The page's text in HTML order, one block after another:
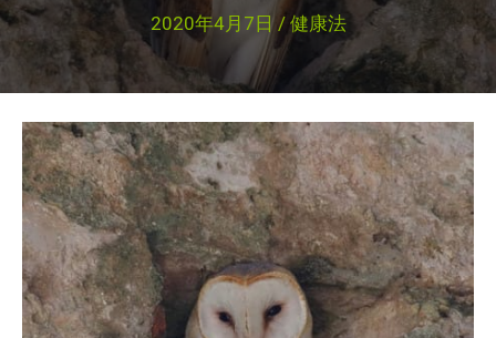
2020年4月7日/ 健康法